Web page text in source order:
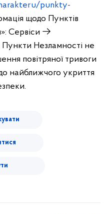
punkty-
щодо Пунктів
Сервіси →
Незламності не
повітряної тривоги
найближчого укриття